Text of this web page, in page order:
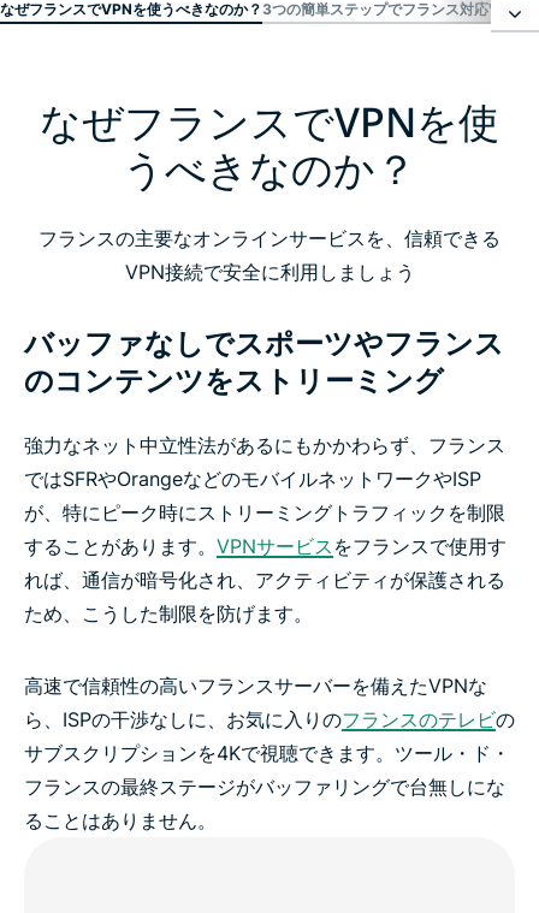
なぜフランスでVPNを使うべきなのか？3つの簡単ステップでフランス対応VPNを
3つの簡単ステップでフランス対応VPNを入手する方
動画を見る：ExpressVPNを設定してフランスのIPを
数分でフランスのIPアドレスを取得
ExpressVPNがフランスに最適なVPNである理由
無料VPNを使ってフランスのIPアドレスを取得できま
すか？
あらゆるデバイスでExpressVPNを利用
フランスのVPNサーバーロケーション
フランスではインターネットが検閲されている？
ExpressVPNで他にできることは？
なぜフランスでVPNを使
うべきなのか？
フランスの主要なオンラインサービスを、信頼できる
VPN接続で安全に利用しましょう
バッファなしでスポーツやフランス
のコンテンツをストリーミング
強力なネット中立性法があるにもかかわらず、フランス
ではSFRやOrangeなどのモバイルネットワークやISP
が、特にピーク時にストリーミングトラフィックを制限
することがあります。 VPNサービス をフランスで使用す
れば、通信が暗号化され、アクティビティが保護される
ため、こうした制限を防げます。
高速で信頼性の高いフランスサーバーを備えたVPNな
ら、ISPの干渉なしに、お気に入りのフランスのテレビの
サブスクリプションを4Kで視聴できます。ツール・ド・
フランスの最終ステージがバッファリングで台無しにな
ることはありません。